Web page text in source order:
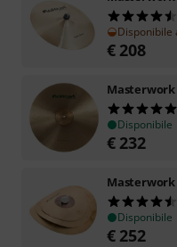
Disponibile
€ 208
Masterwork
Disponibile
€ 232
Masterwork
Disponibile
€ 252